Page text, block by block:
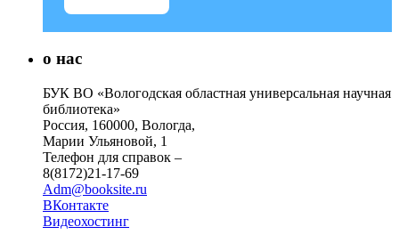
о нас
БУК ВО «Вологодская областная универсальная научная
библиотека»
Россия, 160000, Вологда,
Марии Ульяновой, 1
Телефон для справок –
8(8172)21-17-69
Adm@booksite.ru
ВКонтакте
Видеохостинг